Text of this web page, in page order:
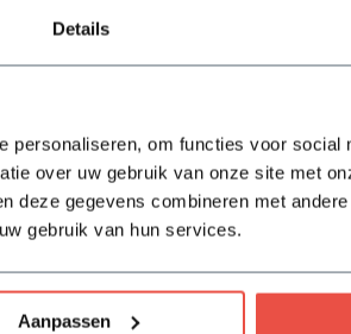
Details
personaliseren, om functies voor social
over uw gebruik van onze site met
deze gegevens combineren met
gebruik van hun services.
Aanpassen